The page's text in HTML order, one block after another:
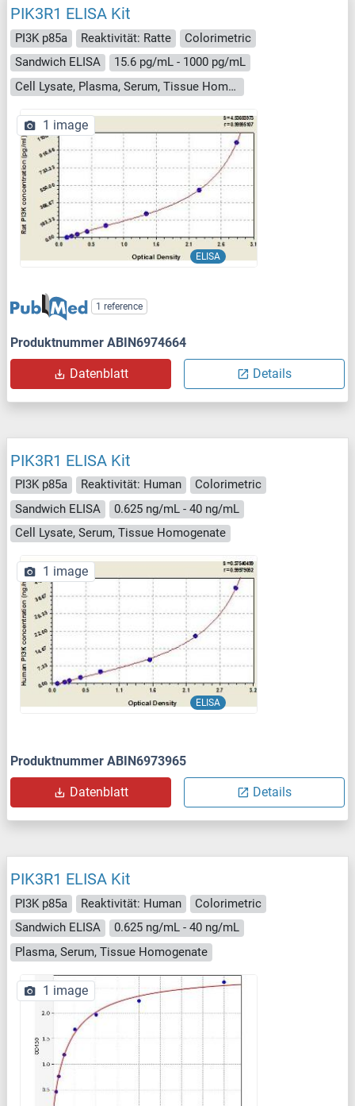
PIK3R1 ELISA Kit
PI3K p85a Reaktivität: Ratte
Colorimetric
Sandwich ELISA
15.6 pg/mL - 1000 pg/mL
Cell Lysate, Plasma, Serum, Tissue Homogenate
ELISA
1 image
1 reference
Produktnummer ABIN6974664
Datenblatt Details
PIK3R1 ELISA Kit
PI3K p85a Reaktivität: Human
Colorimetric
Sandwich ELISA
0.625 ng/mL - 40 ng/mL
Cell Lysate, Serum, Tissue Homogenate
ELISA
1 image
Produktnummer ABIN6973965
Datenblatt Details
PIK3R1 ELISA Kit
PI3K p85a Reaktivität: Human
Colorimetric
Sandwich ELISA
0.625 ng/mL - 40 ng/mL
Plasma, Serum, Tissue Homogenate
1 image